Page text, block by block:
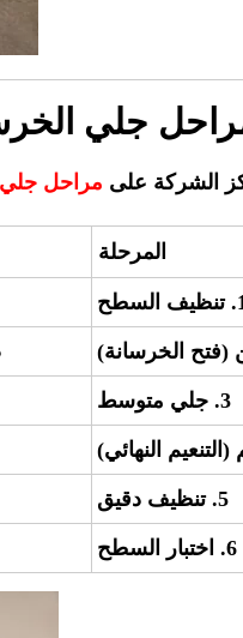
جلي
الشركة على مراحل
المرحلة
1. تنظيف السطح
3. جلي متوسط
5. تنظيف دقيق
6. اختبار السطح